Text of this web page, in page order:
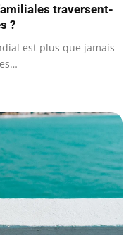
traversent-
?
est plus que jamais